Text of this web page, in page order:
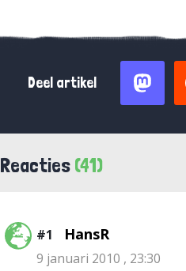
Deel artikel
Reacties (41)
#1 HansR
9 januari 2010 , 23:30